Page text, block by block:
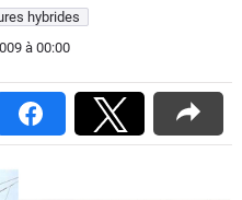
hybrides
à 00:00